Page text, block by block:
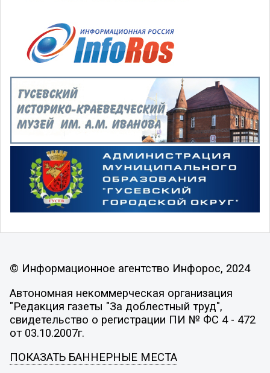
© Информационное агентство Инфорос, 2024
Автономная некоммерческая организация
"Редакция газеты "За доблестный труд",
свидетельство о регистрации ПИ № ФС 4 - 472
от 03.10.2007г.
ПОКАЗАТЬ БАННЕРНЫЕ МЕСТА